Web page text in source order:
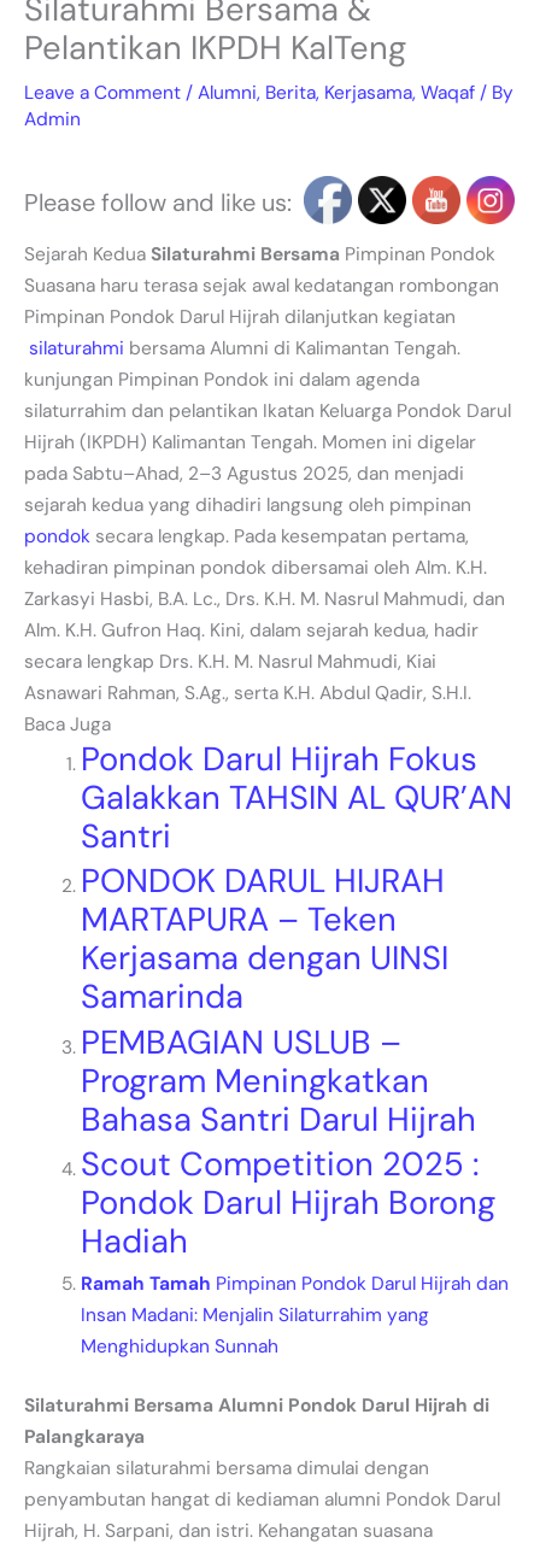
Silaturahmi Bersama &
Pelantikan IKPDH KalTeng
Leave a Comment / Alumni, Berita, Kerjasama, Waqaf / By
Admin
Please follow and like us:
Sejarah Kedua Silaturahmi Bersama Pimpinan Pondok
Suasana haru terasa sejak awal kedatangan rombongan
Pimpinan Pondok Darul Hijrah dilanjutkan kegiatan
silaturahmi bersama Alumni di Kalimantan Tengah.
kunjungan Pimpinan Pondok ini dalam agenda
silaturrahim dan pelantikan Ikatan Keluarga Pondok Darul
Hijrah (IKPDH) Kalimantan Tengah. Momen ini digelar
pada Sabtu–Ahad, 2–3 Agustus 2025, dan menjadi
sejarah kedua yang dihadiri langsung oleh pimpinan
pondok secara lengkap. Pada kesempatan pertama,
kehadiran pimpinan pondok dibersamai oleh Alm. K.H.
Zarkasyi Hasbi, B.A. Lc., Drs. K.H. M. Nasrul Mahmudi, dan
Alm. K.H. Gufron Haq. Kini, dalam sejarah kedua, hadir
secara lengkap Drs. K.H. M. Nasrul Mahmudi, Kiai
Asnawari Rahman, S.Ag., serta K.H. Abdul Qadir, S.H.I.
Baca Juga
Pondok Darul Hijrah Fokus
Galakkan TAHSIN AL QUR’AN
Santri
PONDOK DARUL HIJRAH
MARTAPURA – Teken
Kerjasama dengan UINSI
Samarinda
PEMBAGIAN USLUB –
Program Meningkatkan
Bahasa Santri Darul Hijrah
Scout Competition 2025 :
Pondok Darul Hijrah Borong
Hadiah
Ramah Tamah Pimpinan Pondok Darul Hijrah dan
Insan Madani: Menjalin Silaturrahim yang
Menghidupkan Sunnah
Silaturahmi Bersama Alumni Pondok Darul Hijrah di
Palangkaraya
Rangkaian silaturahmi bersama dimulai dengan
penyambutan hangat di kediaman alumni Pondok Darul
Hijrah, H. Sarpani, dan istri. Kehangatan suasana